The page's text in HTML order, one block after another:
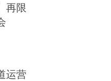
再限
运营